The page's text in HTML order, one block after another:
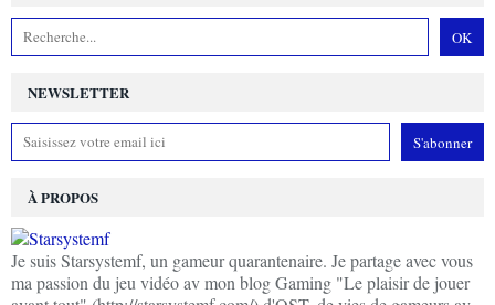
NEWSLETTER
À PROPOS
Je suis Starsystemf, un gameur quarantenaire. Je partage avec vous
ma passion du jeu vidéo av mon blog Gaming "Le plaisir de jouer